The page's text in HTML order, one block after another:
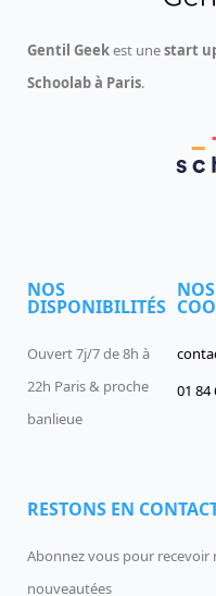
Gentil Geekest unestart
Schoolab à Paris.
NOS
DISPONIBILITÉS
Ouvert 7j/7 de 8h à
22h Paris & proche
banlieue
NOS
01 84
RESTONS EN
Abonnez vous pour
nouveautées